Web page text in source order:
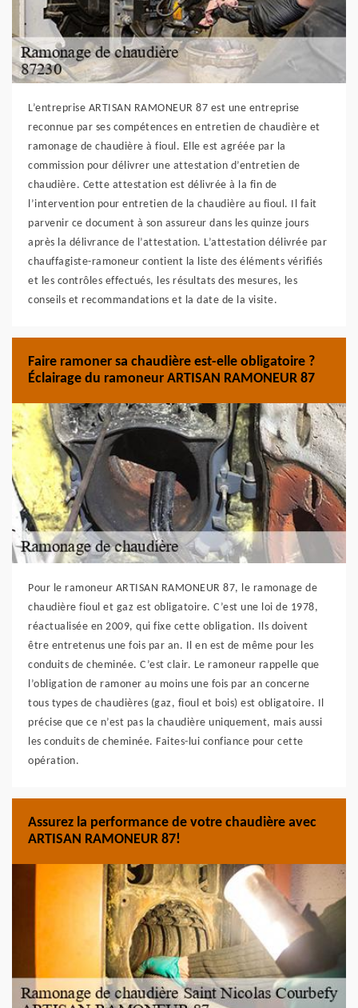
L’entreprise ARTISAN RAMONEUR 87 est une entreprise
reconnue par ses compétences en entretien de chaudière et
ramonage de chaudière à fioul. Elle est agréée par la
commission pour délivrer une attestation d’entretien de
chaudière. Cette attestation est délivrée à la fin de
l’intervention pour entretien de la chaudière au fioul. Il fait
parvenir ce document à son assureur dans les quinze jours
après la délivrance de l’attestation. L’attestation délivrée par
chauffagiste-ramoneur contient la liste des éléments vérifiés
et les contrôles effectués, les résultats des mesures, les
conseils et recommandations et la date de la visite.
Faire ramoner sa chaudière est-elle obligatoire ?
Éclairage du ramoneur ARTISAN RAMONEUR 87
Pour le ramoneur ARTISAN RAMONEUR 87, le ramonage de
chaudière fioul et gaz est obligatoire. C’est une loi de 1978,
réactualisée en 2009, qui fixe cette obligation. Ils doivent
être entretenus une fois par an. Il en est de même pour les
conduits de cheminée. C’est clair. Le ramoneur rappelle que
l’obligation de ramoner au moins une fois par an concerne
tous types de chaudières (gaz, fioul et bois) est obligatoire. Il
précise que ce n’est pas la chaudière uniquement, mais aussi
les conduits de cheminée. Faites-lui confiance pour cette
opération.
Assurez la performance de votre chaudière avec
ARTISAN RAMONEUR 87!